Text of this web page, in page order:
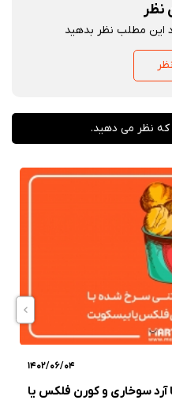
نظر
این مطلب نظر بدهید
که نظر می دهید.
1402/06/04
سوخاری و کورن فلکس یا